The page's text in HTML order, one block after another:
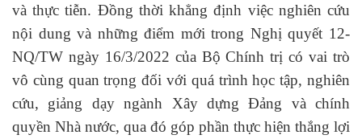
và thực tiễn. Đồng thời khẳng định việc nghiên cứu
nội dung và những điểm mới trong Nghị quyết 12-
NQ/TW ngày 16/3/2022 của Bộ Chính trị có vai trò
vô cùng quan trọng đối với quá trình học tập, nghiên
cứu, giảng dạy ngành Xây dựng Đảng và chính
quyền Nhà nước, qua đó góp phần thực hiện thắng lợi